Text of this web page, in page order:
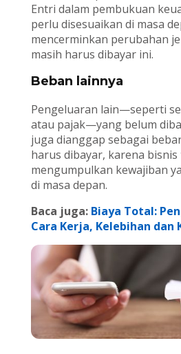
Entri dalam pembukuan
perlu disesuaikan di masa
mencerminkan perubahan
masih harus dibayar ini.
Beban lainnya
Pengeluaran lain—seperti
atau pajak—yang belum
juga dianggap sebagai
harus dibayar, karena bisnis
mengumpulkan kewajiban
di masa depan.
Baca juga: Biaya Total:
Cara Kerja, Kelebihan dan